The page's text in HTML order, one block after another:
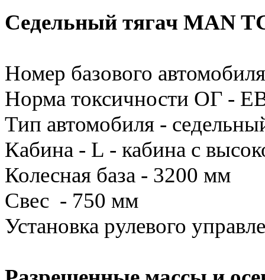
Седельный тягач MAN
Номер базового
Норма токсичности ОГ -
Тип автомобиля -
Кабина - L - кабина с
Колесная база - 3200 мм
Свес - 750 мм
Установка рулевого